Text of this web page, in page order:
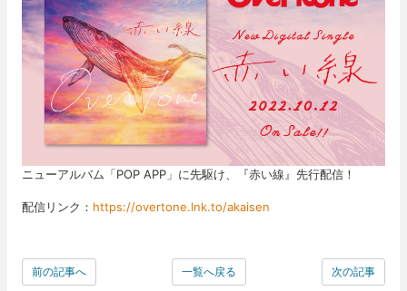
ニューアルバム「POP APP」に先駆け、『赤い線』先行配信！
配信リンク： https://overtone.lnk.to/akaisen
前の記事へ 一覧へ戻る 次の記事